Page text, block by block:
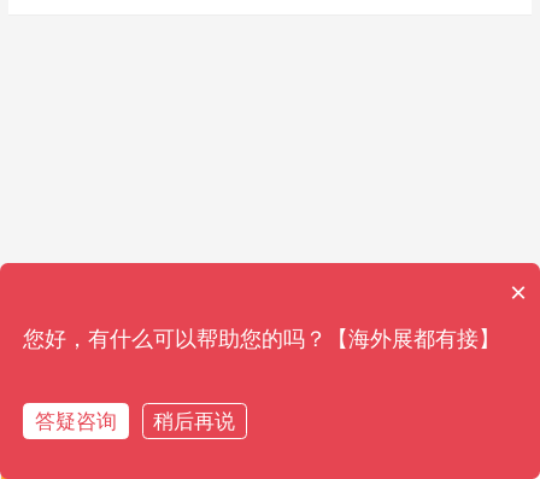
×
您好，有什么可以帮助您的吗？【海外展都有接】
答疑咨询 稍后再说